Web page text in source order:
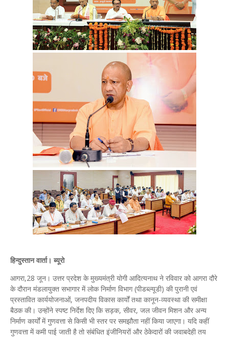
हिन्दुस्तान वार्ता। ब्यूरो
आगरा,28 जून। उत्तर प्रदेश के मुख्यमंत्री योगी आदित्यनाथ ने रविवार को आगरा दौरे
के दौरान मंडलायुक्त सभागार में लोक निर्माण विभाग (पीडब्ल्यूडी) की पुरानी एवं
प्रस्तावित कार्ययोजनाओं, जनपदीय विकास कार्यों तथा कानून-व्यवस्था की समीक्षा
बैठक की। उन्होंने स्पष्ट निर्देश दिए कि सड़क, सीवर, जल जीवन मिशन और अन्य
निर्माण कार्यों में गुणवत्ता से किसी भी स्तर पर समझौता नहीं किया जाएगा। यदि कहीं
गुणवत्ता में कमी पाई जाती है तो संबंधित इंजीनियरों और ठेकेदारों की जवाबदेही तय